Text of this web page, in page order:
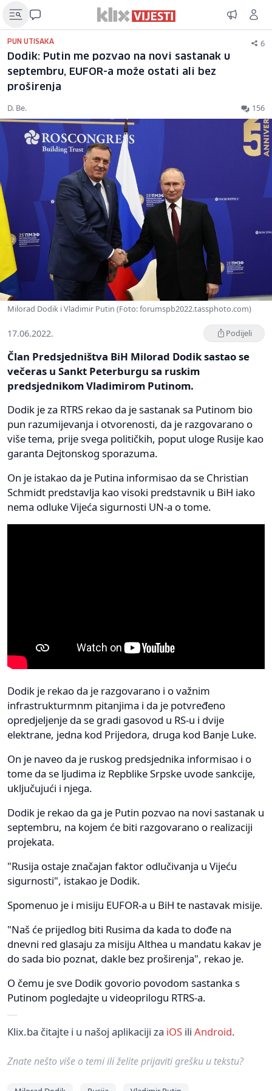
PUN UTISAKA 6
Dodik: Putin me pozvao na novi sastanak u
septembru, EUFOR-a može ostati ali bez
proširenja
D. Be. 156
Milorad Dodik i Vladimir Putin (Foto: forumspb2022.tassphoto.com)
17.06.2022. Podijeli
Član Predsjedništva BiH Milorad Dodik sastao se
večeras u Sankt Peterburgu sa ruskim
predsjednikom Vladimirom Putinom.
Dodik je za RTRS rekao da je sastanak sa Putinom bio
pun razumijevanja i otvorenosti, da je razgovarano o
više tema, prije svega političkih, poput uloge Rusije kao
garanta Dejtonskog sporazuma.
On je istakao da je Putina informisao da se Christian
Schmidt predstavlja kao visoki predstavnik u BiH iako
nema odluke Vijeća sigurnosti UN-a o tome.
Dodik je rekao da je razgovarano i o važnim
infrastrukturmnm pitanjima i da je potvređeno
opredjeljenje da se gradi gasovod u RS-u i dvije
elektrane, jedna kod Prijedora, druga kod Banje Luke.
On je naveo da je ruskog predsjednika informisao i o
tome da se ljudima iz Repblike Srpske uvode sankcije,
uključujući i njega.
Dodik je rekao da ga je Putin pozvao na novi sastanak u
septembru, na kojem će biti razgovarano o realizaciji
projekata.
"Rusija ostaje značajan faktor odlučivanja u Vijeću
sigurnosti", istakao je Dodik.
Spomenuo je i misiju EUFOR-a u BiH te nastavak misije.
"Naš će prijedlog biti Rusima da kada to dođe na
dnevni red glasaju za misiju Althea u mandatu kakav je
do sada bio poznat, dakle bez proširenja", rekao je.
O čemu je sve Dodik govorio povodom sastanka s
Putinom pogledajte u videoprilogu RTRS-a.
Klix.ba čitajte i u našoj aplikaciji za iOS ili Android.
Znate nešto više o temi ili želite prijaviti grešku u tekstu?